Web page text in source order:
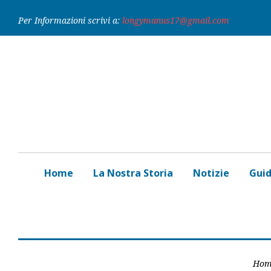
content
Per Informazioni scrivi a: longymanus17@gmail.com
Home La Nostra Storia Notizie